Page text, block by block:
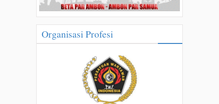
Organisasi Profesi